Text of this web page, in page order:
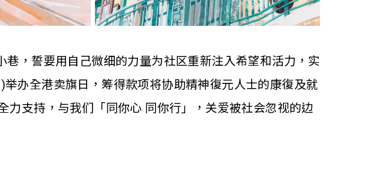
，誓要用自己微细的力量为社区重新注入希望和活力，实
办全港卖旗日，筹得款项将协助精神復元人士的康復及就
支持，与我们「同你心 同你行」，关爱被社会忽视的边